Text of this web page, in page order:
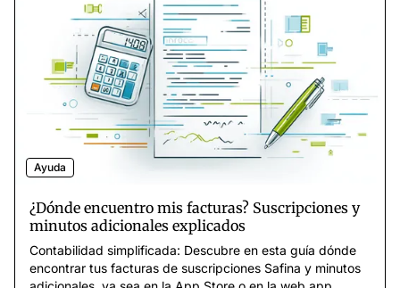
Ayuda
¿Dónde encuentro mis facturas? Suscripciones y
minutos adicionales explicados
Contabilidad simplificada: Descubre en esta guía dónde
encontrar tus facturas de suscripciones Safina y minutos